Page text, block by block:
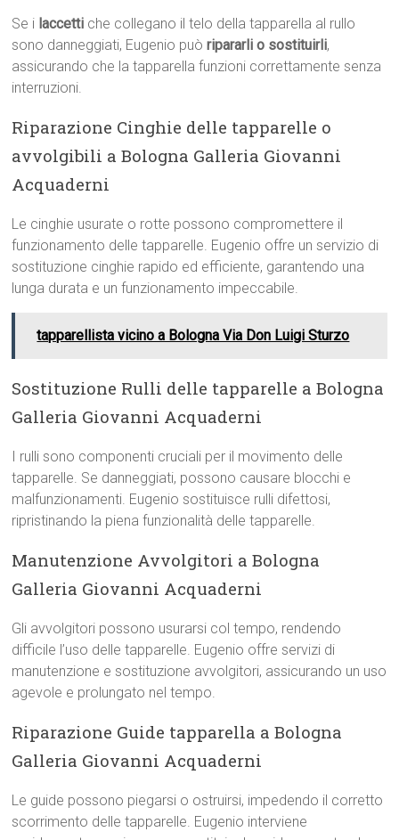
Se i laccetti che collegano il telo della tapparella al rullo
sono danneggiati, Eugenio puòripararli o sostituirli,
assicurando che la tapparella funzioni correttamente senza
interruzioni.
Riparazione Cinghie delle tapparelle o
avvolgibili a Bologna Galleria Giovanni
Acquaderni
Le cinghie usurate o rotte possono compromettere il
funzionamento delle tapparelle. Eugenio offre un servizio di
sostituzione cinghie rapido ed efficiente, garantendo una
lunga durata e un funzionamento impeccabile.
tapparellista vicino a Bologna Via Don Luigi Sturzo
Sostituzione Rulli delle tapparelle a Bologna
Galleria Giovanni Acquaderni
I rulli sono componenti cruciali per il movimento delle
tapparelle. Se danneggiati, possono causare blocchi e
malfunzionamenti. Eugenio sostituisce rulli difettosi,
ripristinando la piena funzionalità delle tapparelle.
Manutenzione Avvolgitori a Bologna
Galleria Giovanni Acquaderni
Gli avvolgitori possono usurarsi col tempo, rendendo
difficile l’uso delle tapparelle. Eugenio offre servizi di
manutenzione e sostituzione avvolgitori, assicurando un uso
agevole e prolungato nel tempo.
Riparazione Guide tapparella a Bologna
Galleria Giovanni Acquaderni
Le guide possono piegarsi o ostruirsi, impedendo il corretto
scorrimento delle tapparelle. Eugenio interviene